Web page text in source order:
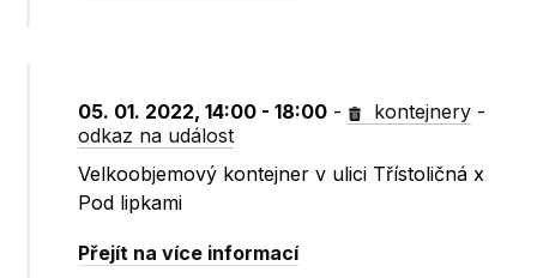
05. 01. 2022, 14:00 - 18:00 - kontejnery -
odkaz na událost
Velkoobjemový kontejner v ulici Třístoličná x
Pod lipkami
Přejít na více informací